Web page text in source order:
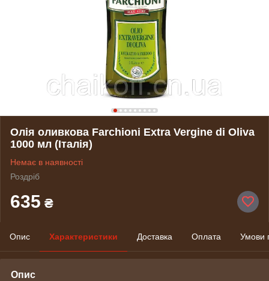
Олія оливкова Farchioni Extra Vergine di Oliva
1000 мл (Італія)
Немає в наявності
Роздріб
635 ₴
Опис Характеристики Доставка Оплата Умови
Опис